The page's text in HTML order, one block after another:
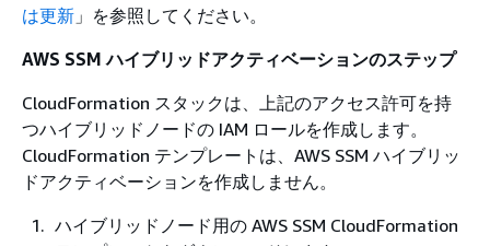
は更新 」を参照してください。
AWS SSM ハイブリッドアクティベーションのステップ
CloudFormation スタックは、上記のアクセス許可を持
つハイブリッドノードの IAM ロールを作成します。
CloudFormation テンプレートは、AWS SSM ハイブリッ
ドアクティベーションを作成しません。
ハイブリッドノード用の AWS SSM CloudFormation